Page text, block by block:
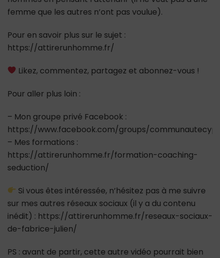
femme que les autres n’ont pas voulue).
Pour en savoir plus sur le sujet :
https://attirerunhomme.fr/
Likez, commentez, partagez et abonnez-vous !
Pour aller plus loin :
– Mon groupe privé Facebook :
https://www.facebook.com/groups/
– Mes formations :
https://attirerunhomme.fr/formation-coaching-
seduction/
Si vous êtes intéressée, n’hésitez pas à me suivre
sur mes autres réseaux sociaux (il y a du contenu
inédit) : https://attirerunhomme.fr/reseaux-sociaux-
de-fabrice-julien/
PS : avant de partir, cette autre vidéo pourrait bien